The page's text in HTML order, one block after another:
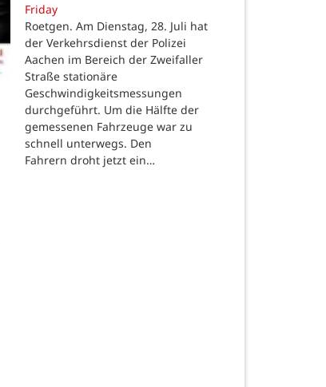
Friday
Roetgen. Am Dienstag, 28. Juli hat
der Verkehrsdienst der Polizei
Aachen im Bereich der Zweifaller
Straße stationäre
Geschwindigkeitsmessungen
durchgeführt. Um die Hälfte der
gemessenen Fahrzeuge war zu
schnell unterwegs. Den
Fahrern droht jetzt ein…